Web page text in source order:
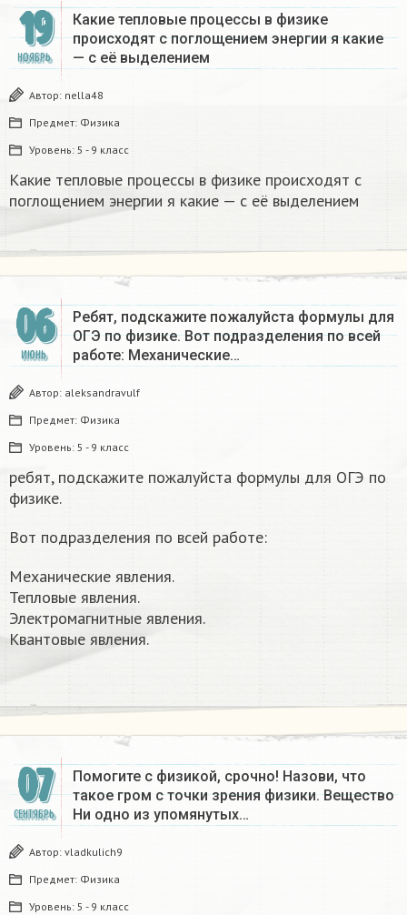
19
НОЯБРЬ
Какие тепловые процессы в физике
происходят с поглощением энергии я какие
— с её выделением
Автор: nella48
Предмет: Физика
Уровень: 5 - 9 класс
Какие тепловые процессы в физике происходят с
поглощением энергии я какие — с её выделением
06
ИЮНЬ
Ребят, подскажите пожалуйста формулы для
ОГЭ по физике. Вот подразделения по всей
работе: Механические…
Автор: aleksandravulf
Предмет: Физика
Уровень: 5 - 9 класс
ребят, подскажите пожалуйста формулы для ОГЭ по
физике.
Вот подразделения по всей работе:
Механические явления.
Тепловые явления.
Электромагнитные явления.
Квантовые явления.
07
СЕНТЯБРЬ
Помогите с физикой, срочно! Назови, что
такое гром с точки зрения физики. Вещество
Ни одно из упомянутых…
Автор: vladkulich9
Предмет: Физика
Уровень: 5 - 9 класс